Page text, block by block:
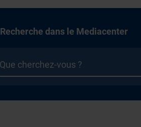
Recherche dans le Mediacenter